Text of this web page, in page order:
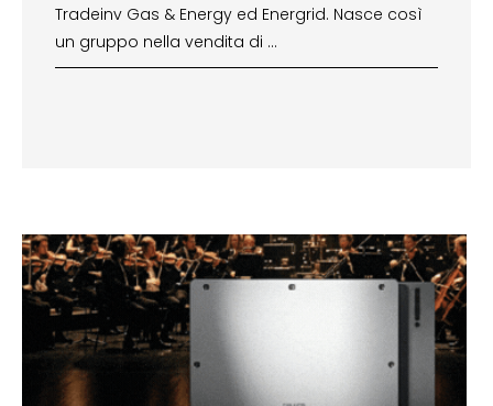
Tradeinv Gas & Energy ed Energrid. Nasce così
un gruppo nella vendita di …